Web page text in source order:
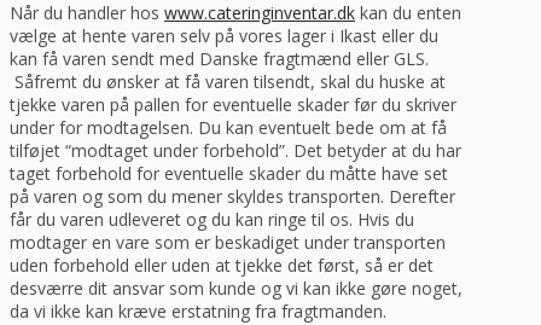
Når du handler hos www.cateringinventar.dk kan du enten
vælge at hente varen selv på vores lager i Ikast eller du
kan få varen sendt med Danske fragtmænd eller GLS.
Såfremt du ønsker at få varen tilsendt, skal du huske at
tjekke varen på pallen for eventuelle skader før du skriver
under for modtagelsen. Du kan eventuelt bede om at få
tilføjet “modtaget under forbehold”. Det betyder at du har
taget forbehold for eventuelle skader du måtte have set
på varen og som du mener skyldes transporten. Derefter
får du varen udleveret og du kan ringe til os. Hvis du
modtager en vare som er beskadiget under transporten
uden forbehold eller uden at tjekke det først, så er det
desværre dit ansvar som kunde og vi kan ikke gøre noget,
da vi ikke kan kræve erstatning fra fragtmanden.